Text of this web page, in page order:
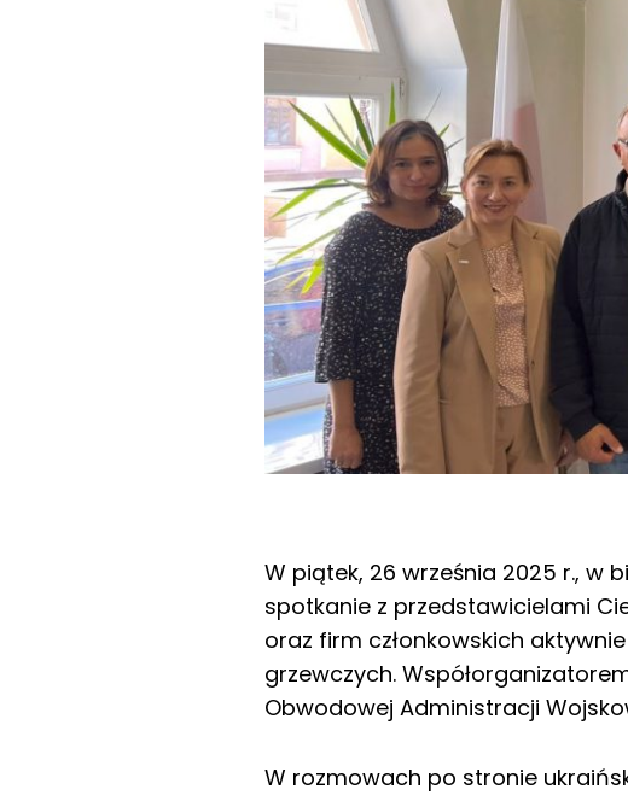
W piątek, 26 września 2025 r., w
spotkanie z przedstawicielami
oraz firm członkowskich
grzewczych.
Obwodowej Administracji
W rozmowach po stronie